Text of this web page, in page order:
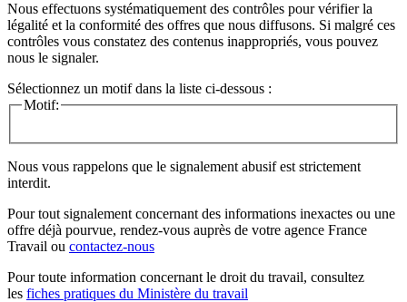
Nous effectuons systématiquement des contrôles pour vérifier la
légalité et la conformité des offres que nous diffusons. Si malgré ces
contrôles vous constatez des contenus inappropriés, vous pouvez
nous le signaler.
Sélectionnez un motif dans la liste ci-dessous :
Motif:
Nous vous rappelons que le signalement abusif est strictement
interdit.
Pour tout signalement concernant des informations inexactes ou une
offre déjà pourvue, rendez-vous auprès de votre agence France
Travail ou contactez-nous
Pour toute information concernant le droit du travail, consultez
les fiches pratiques du Ministère du travail